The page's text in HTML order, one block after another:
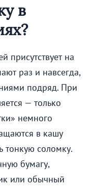
в
присутствует на
раз и навсегда,
подряд. При
— только
немного
в кашу
тонкую соломку.
бумагу,
или обычный